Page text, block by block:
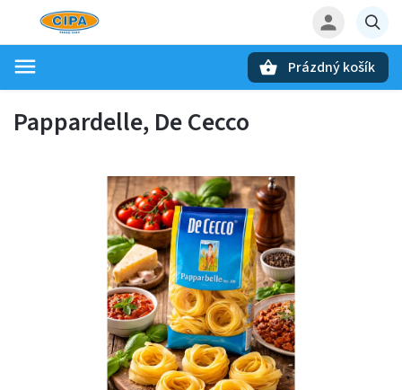
Prázdný košík
Pappardelle, De Cecco